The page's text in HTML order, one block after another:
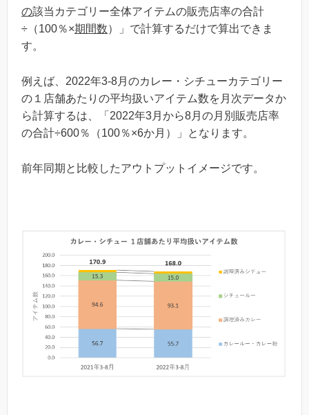
の該当カテゴリー全体アイテムの販売店率の合計
÷（100％×期間数）」で計算するだけで算出できま
す。
例えば、2022年3-8月のカレー・シチューカテゴリー
の１店舗あたりの平均扱いアイテム数を月次データか
ら計算するは、「2022年3月から8月の月別販売店率
の合計÷600％（100％×6か月）」となります。
前年同期と比較したアウトプットイメージです。